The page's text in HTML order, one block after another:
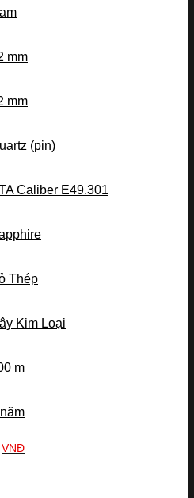
mm
mm
(pin)
Caliber E49.301
Thép
Kim Loại
m
VNĐ